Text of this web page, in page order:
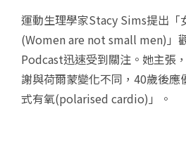
運動生理學家Stacy Sims提出「
(Women are not small men)」
Podcast迅速受到關注。她主張
謝與荷爾蒙變化不同，40歲後應
式有氧(polarised cardio)」。